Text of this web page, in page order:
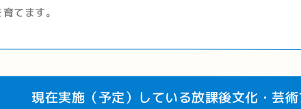
てます。
現在実施（予定）している放課後文化・芸